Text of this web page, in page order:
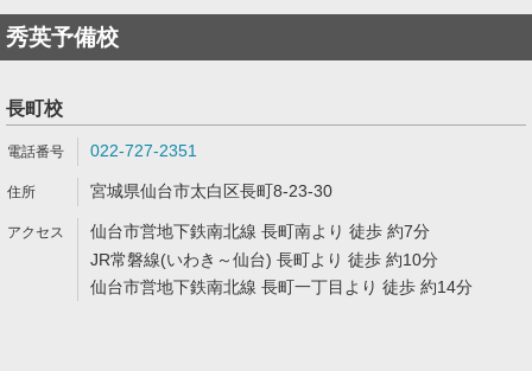
秀英予備校
長町校
022-727-2351
宮城県仙台市太白区長町8-23-30
仙台市営地下鉄南北線 長町南より 徒歩 約7分
JR常磐線(いわき～仙台) 長町より 徒歩 約10分
仙台市営地下鉄南北線 長町一丁目より 徒歩 約14分